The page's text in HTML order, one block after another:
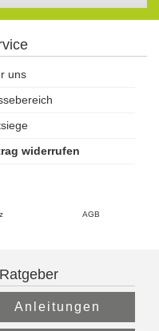
uns
widerrufen
AGB
Anleitungen